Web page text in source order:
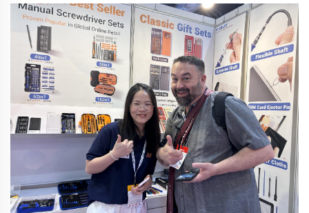
funzionale. Progettato in una struttura compatta a forma di
penna, questo cacciavite multifunzione include...